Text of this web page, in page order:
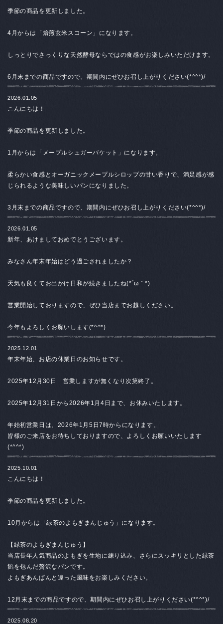
季節の商品を更新しました。
4月からは「焙煎玄米スコーン」になります。
しっとりでさっくりな天然酵母ならではの食感がお楽しみいただけます。
6月末までの商品ですので、期間内にぜひお召し上がりください(*^^*)/
2026.01.05
こんにちは！
季節の商品を更新しました。
1月からは「メープルシュガーバケット」になります。
柔らかい食感とオーガニックメープルシロップの甘い香りで、満足感が感
じられるような美味しいパンになりました。
3月末までの商品ですので、期間内にぜひお召し上がりください(*^^*)/
2026.01.05
新年、あけましておめでとうございます。
みなさん年末年始はどう過ごされましたか？
天気も良くてお出かけ日和が続きましたね(*´ω｀*)
営業開始しておりますので、ぜひ当店までお越しください。
今年もよろしくお願いします(*^^*)
2025.12.01
年末年始、お店の休業日のお知らせです。
2025年12月30日 営業しますが無くなり次第終了。
2025年12月31日から2026年1月4日まで、お休みいたします。
年始初営業日は、 2026年1月5日7時からになります。
皆様のご来店をお待ちしておりますので、よろしくお願いいたします
(*^^*)
2025.10.01
こんにちは！
季節の商品を更新しました。
10月からは「緑茶のよもぎまんじゅう」になります。
【緑茶のよもぎまんじゅう 】
当店長年人気商品のよもぎを生地に練り込み、さらにスッキリとした緑茶
餡を包んだ贅沢なパンです。
よもぎあんぱんと違った風味をお楽しみください。
12月末までの商品ですので、期間内にぜひお召し上がりください(*^^*)/
2025.08.20